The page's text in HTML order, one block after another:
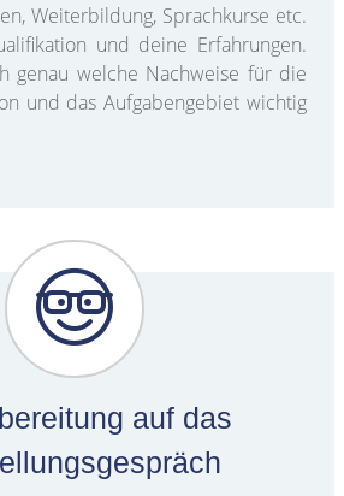
Weiterbildung, Sprachkurse etc.
und deine Erfahrungen.
genau welche Nachweise für die
und das Aufgabengebiet wichtig
auf das